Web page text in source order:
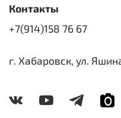
Контакты
+7(914)158 76 67
г. Хабаровск, ул.